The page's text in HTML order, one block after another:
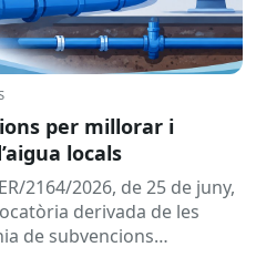
per millorar i
locals
2164/2026, de 25 de juny,
derivada de les
de subvencions